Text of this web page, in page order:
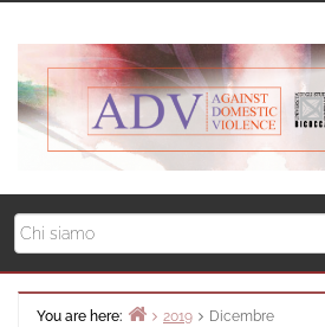
content
You are here:
2019 Dicembre